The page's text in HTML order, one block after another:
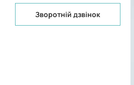
Зворотній дзвінок